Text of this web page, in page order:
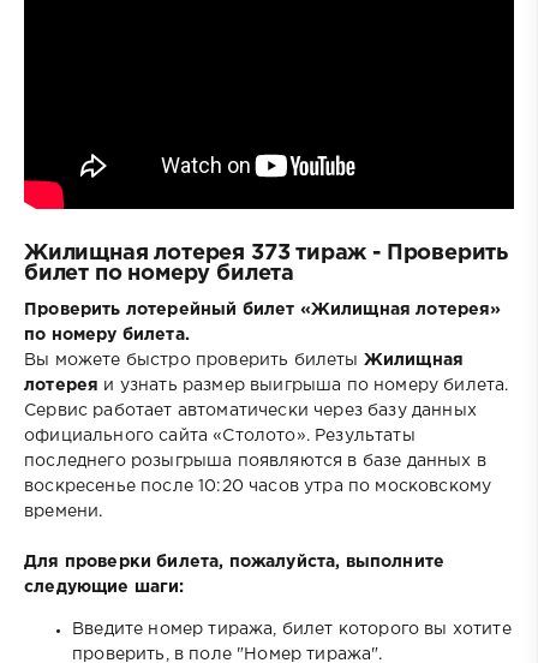
Жилищная лотерея 373 тираж - Проверить
билет по номеру билета
Проверить лотерейный билет «Жилищная лотерея»
по номеру билета.
Вы можете быстро проверить билеты Жилищная
лотерея и узнать размер выигрыша по номеру билета.
Сервис работает автоматически через базу данных
официального сайта «Столото». Результаты
последнего розыгрыша появляются в базе данных в
воскресенье после 10:20 часов утра по московскому
времени.
Для проверки билета, пожалуйста, выполните
следующие шаги:
Введите номер тиража, билет которого вы хотите
проверить, в поле "Номер тиража".